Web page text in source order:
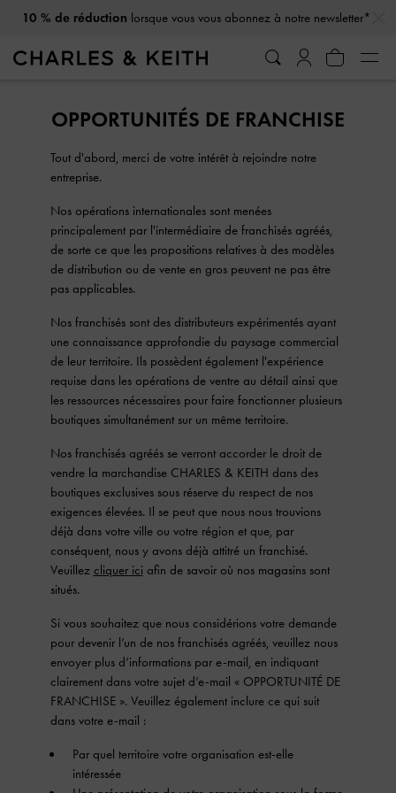
10 % de réduction lorsque vous vous abonnez à notre newsletter*
OPPORTUNITÉS DE FRANCHISE
Tout d'abord, merci de votre intérêt à rejoindre notre
entreprise.
Nos opérations internationales sont menées
principalement par l'intermédiaire de franchisés agréés,
de sorte ce que les propositions relatives à des modèles
de distribution ou de vente en gros peuvent ne pas être
pas applicables.
Nos franchisés sont des distributeurs expérimentés ayant
une connaissance approfondie du paysage commercial
de leur territoire. Ils possèdent également l'expérience
requise dans les opérations de ventre au détail ainsi que
les ressources nécessaires pour faire fonctionner plusieurs
boutiques simultanément sur un même territoire.
Nos franchisés agréés se verront accorder le droit de
vendre la marchandise CHARLES & KEITH dans des
boutiques exclusives sous réserve du respect de nos
exigences élevées. Il se peut que nous nous trouvions
déjà dans votre ville ou votre région et que, par
conséquent, nous y avons déjà attitré un franchisé.
Veuillez cliquer ici afin de savoir où nos magasins sont
situés.
Si vous souhaitez que nous considérions votre demande
pour devenir l’un de nos franchisés agréés, veuillez nous
envoyer plus d’informations par e-mail, en indiquant
clairement dans votre sujet d’e-mail « OPPORTUNITÉ DE
FRANCHISE ». Veuillez également inclure ce qui suit
dans votre e-mail :
Par quel territoire votre organisation est-elle
intéressée